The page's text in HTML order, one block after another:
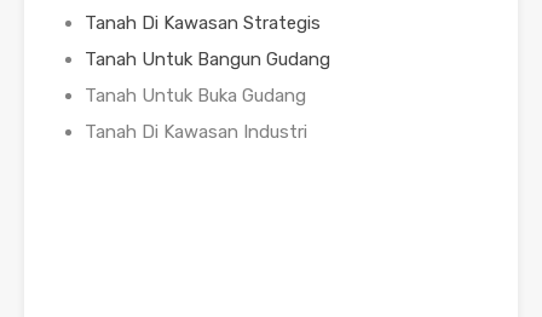
Tanah Di Kawasan Strategis
Tanah Untuk Bangun Gudang
Tanah Untuk Buka Gudang
Tanah Di Kawasan Industri